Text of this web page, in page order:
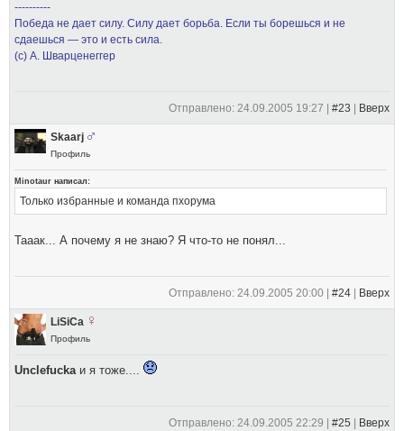
----------
Победа не дает силу. Силу дает борьба. Если ты борешься и не
сдаешься — это и есть сила.
(с) А. Шварценеггер
Отправлено: 24.09.2005 19:27 | #23 Вверх
Skaarj
Профиль
Minotaur написал:
Только избранные и команда пхорума
Тааак... А почему я не знаю? Я что-то не понял...
Отправлено: 24.09.2005 20:00 | #24 Вверх
LiSiCa
Профиль
Unclefuckaи я тоже....
Отправлено: 24.09.2005 22:29 | #25 Вверх